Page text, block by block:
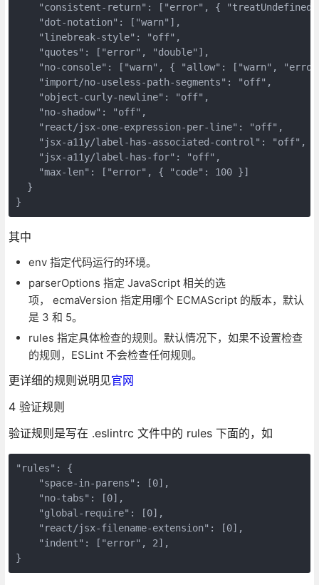
"consistent-return": ["error", {
    "dot-notation": ["warn"],
    "linebreak-style": "off",
    "quotes": ["error", "double"],
"no-console": ["warn", { "allow": ["warn",
    "import/no-useless-path-segments": "off",
    "object-curly-newline": "off",
    "no-shadow": "off",
    "react/jsx-one-expression-per-line": "off",
    "jsx-a11y/label-has-associated-control": "off",
    "jsx-a11y/label-has-for": "off",
    "max-len": ["error", { "code": 100 }]
  }
其中
env 指定代码运行的环境。
parserOptions 指定 JavaScript 相关的选
项， ecmaVersion 指定用哪个 ECMAScript 的版本，默认
是 3 和 5。
rules 指定具体检查的规则。默认情况下，如果不设置检查
的规则，ESLint 不会检查任何规则。
更详细的规则说明见官网
4 验证规则
验证规则是写在 .eslintrc 文件中的 rules 下面的，如
"rules": {
    "space-in-parens": [0],
    "no-tabs": [0],
    "global-require": [0],
    "react/jsx-filename-extension": [0],
    "indent": ["error", 2],